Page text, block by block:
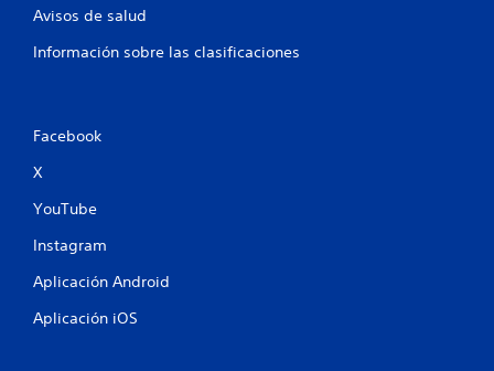
Avisos de salud
Información sobre las clasificaciones
Facebook
X
YouTube
Instagram
Aplicación Android
Aplicación iOS